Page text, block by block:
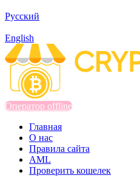
Русский
English
Оператор offline
Главная
О нас
Правила сайта
AML
Проверить кошелек